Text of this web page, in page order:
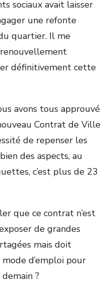
sociaux avait laisser
une refonte
quartier. Il me
définitivement cette
avons tous approuvé
Contrat de Ville
de repenser les
des aspects, au
c’est plus de 23
que ce contrat n’est
de grandes
mais doit
d’emploi pour
?